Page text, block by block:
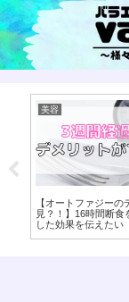
美容
【オートファジーの
見？！】16時間断食
した効果を伝えたい